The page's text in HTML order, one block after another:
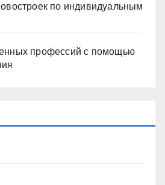
по индивидуальным
профессий с помощью